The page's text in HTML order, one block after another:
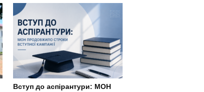
Вступ до аспірантури: МОН